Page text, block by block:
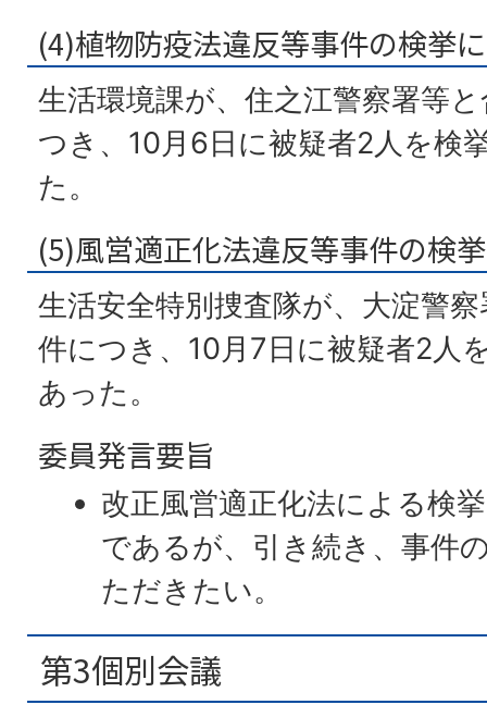
(4)植物防疫法違反等事件の検挙
生活環境課が、住之江警察署等
つき、10月6日に被疑者2人を検
た。
(5)風営適正化法違反等事件の検
生活安全特別捜査隊が、大淀警
件につき、10月7日に被疑者2人
あった。
委員発言要旨
改正風営適正化法による検
であるが、引き続き、事件
ただきたい。
第3個別会議